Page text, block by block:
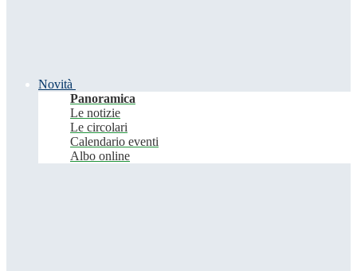
Novità
Panoramica
Le notizie
Le circolari
Calendario eventi
Albo online